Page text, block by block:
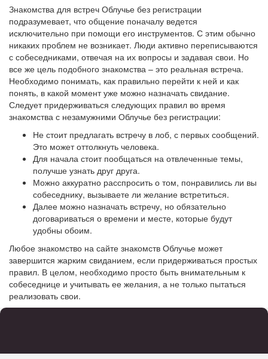
Знакомства для встреч Облучье без регистрации
подразумевает, что общение поначалу ведется
исключительно при помощи его инструментов. С этим обычно
никаких проблем не возникает. Люди активно переписываются
с собеседниками, отвечая на их вопросы и задавая свои. Но
все же цель подобного знакомства – это реальная встреча.
Необходимо понимать, как правильно перейти к ней и как
понять, в какой момент уже можно назначать свидание.
Следует придерживаться следующих правил во время
знакомства с незамужними Облучье без регистрации:
Не стоит предлагать встречу в лоб, с первых сообщений.
Это может оттолкнуть человека.
Для начала стоит пообщаться на отвлеченные темы,
получше узнать друг друга.
Можно аккуратно расспросить о том, понравились ли вы
собеседнику, вызываете ли желание встретиться.
Далее можно назначать встречу, но обязательно
договариваться о времени и месте, которые будут
удобны обоим.
Любое знакомство на сайте знакомств Облучье может
завершится жарким свиданием, если придерживаться простых
правил. В целом, необходимо просто быть внимательным к
собеседнице и учитывать ее желания, а не только пытаться
реализовать свои.